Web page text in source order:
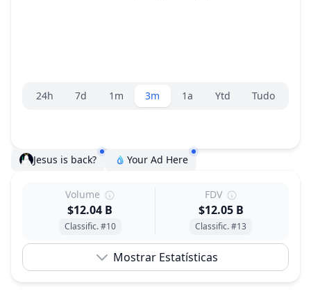
Seletor de faixa
24h 7d 1m 3m 1a Ytd Tudo
Jesus is back? Your Ad Here
Volume
$12.04 B
Classific. #10
FDV
$12.05 B
Classific. #13
Mostrar Estatísticas